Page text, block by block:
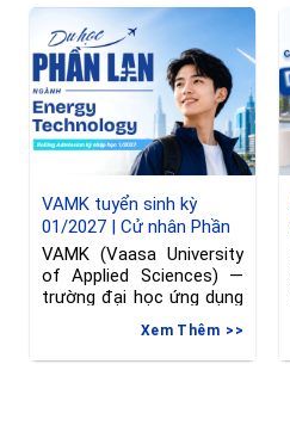
VAMK tuyển sinh kỳ
01/2027 | Cử nhân Phần
Lan ngành Kỹ thuật
VAMK (Vaasa University
of Applied Sciences) —
trường đại học ứng dụng
Xem Thêm